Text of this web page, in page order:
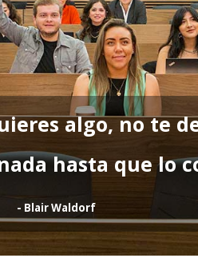
algo, no te
hasta que lo
- Blair Waldorf